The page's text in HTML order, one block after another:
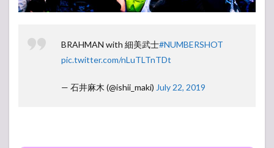
BRAHMAN with 細美武士#NUMBERSHOT
pic.twitter.com/nLuTLTnTDt
— 石井麻木 (@ishii_maki) July 22, 2019